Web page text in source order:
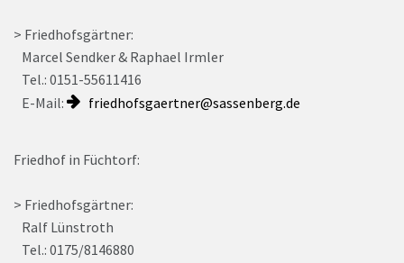
> Friedhofsgärtner:
Marcel Sendker & Raphael Irmler
Tel.: 0151-55611416
E-Mail:
friedhofsgaertner@sassenberg.de
Friedhof in Füchtorf:
> Friedhofsgärtner:
Ralf Lünstroth
Tel.: 0175/8146880